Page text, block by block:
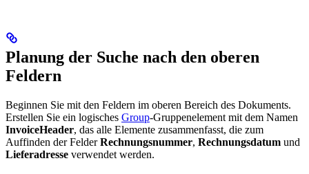
Planung der Suche nach den oberen
Feldern
Beginnen Sie mit den Feldern im oberen Bereich des Dokuments.
Erstellen Sie ein logisches Group-Gruppenelement mit dem Namen
InvoiceHeader, das alle Elemente zusammenfasst, die zum
Auffinden der FelderRechnungsnummer, Rechnungsdatum und
Lieferadresse verwendet werden.